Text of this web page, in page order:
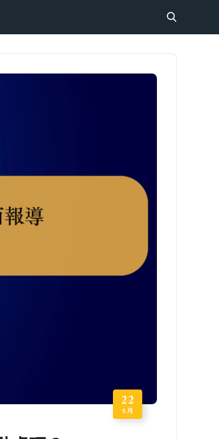
22
5 月